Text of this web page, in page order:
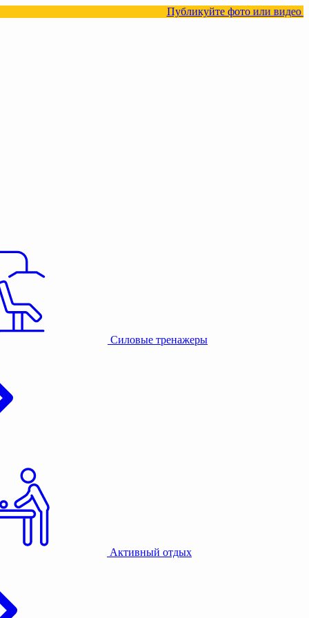
Публикуйте фото или видео с нашими
Силовые тренажеры
Активный отдых